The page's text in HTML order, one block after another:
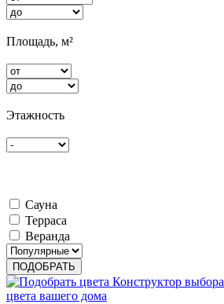
Площадь, м²
Этажность
Сауна
Терраса
Веранда
Конструктор выбора
цвета вашего дома